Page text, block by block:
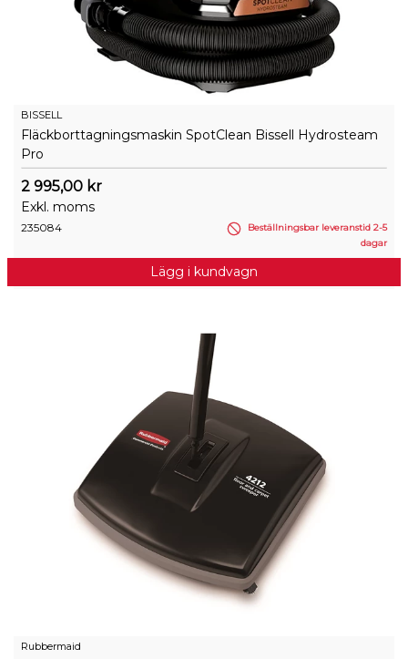
BISSELL
Fläckborttagningsmaskin SpotClean Bissell Hydrosteam
Pro
2 995,00 kr
Exkl. moms
235084
Beställningsbar leveranstid 2-5
dagar
Lägg i kundvagn
Rubbermaid